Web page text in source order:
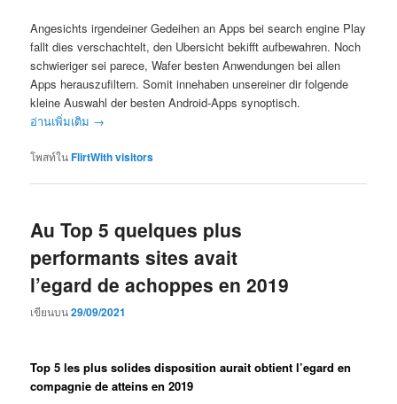
Angesichts irgendeiner Gedeihen an Apps bei search engine Play
fallt dies verschachtelt, den Ubersicht bekifft aufbewahren. Noch
schwieriger sei parece, Wafer besten Anwendungen bei allen
Apps herauszufiltern. Somit innehaben unsereiner dir folgende
kleine Auswahl der besten Android-Apps synoptisch.
อ่านเพิ่มเติม →
โพสท์ในFlirtWith visitors
Au Top 5 quelques plus
performants sites avait
l’egard de achoppes en 2019
เขียนบน29/09/2021
Top 5 les plus solides disposition aurait obtient l’egard en
compagnie de atteins en 2019